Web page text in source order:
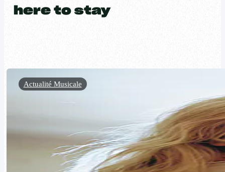
here to stay
Actualité Musicale